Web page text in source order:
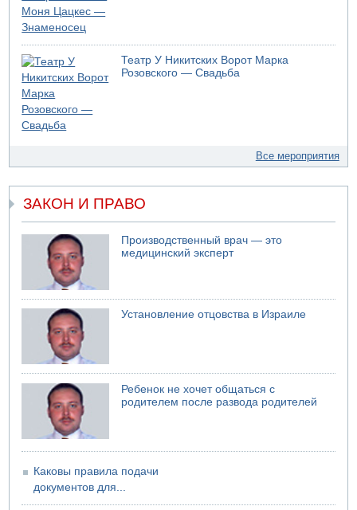
Театр У Никитских Ворот Марка
Розовского — Свадьба
Все мероприятия
ЗАКОН И ПРАВО
Производственный врач — это
медицинский эксперт
Установление отцовства в Израиле
Ребенок не хочет общаться с
родителем после развода родителей
Каковы правила подачи
документов для...